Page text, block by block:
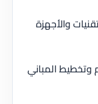
والأجهزة
المباني